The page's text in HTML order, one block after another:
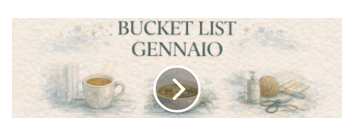
Gennaio: